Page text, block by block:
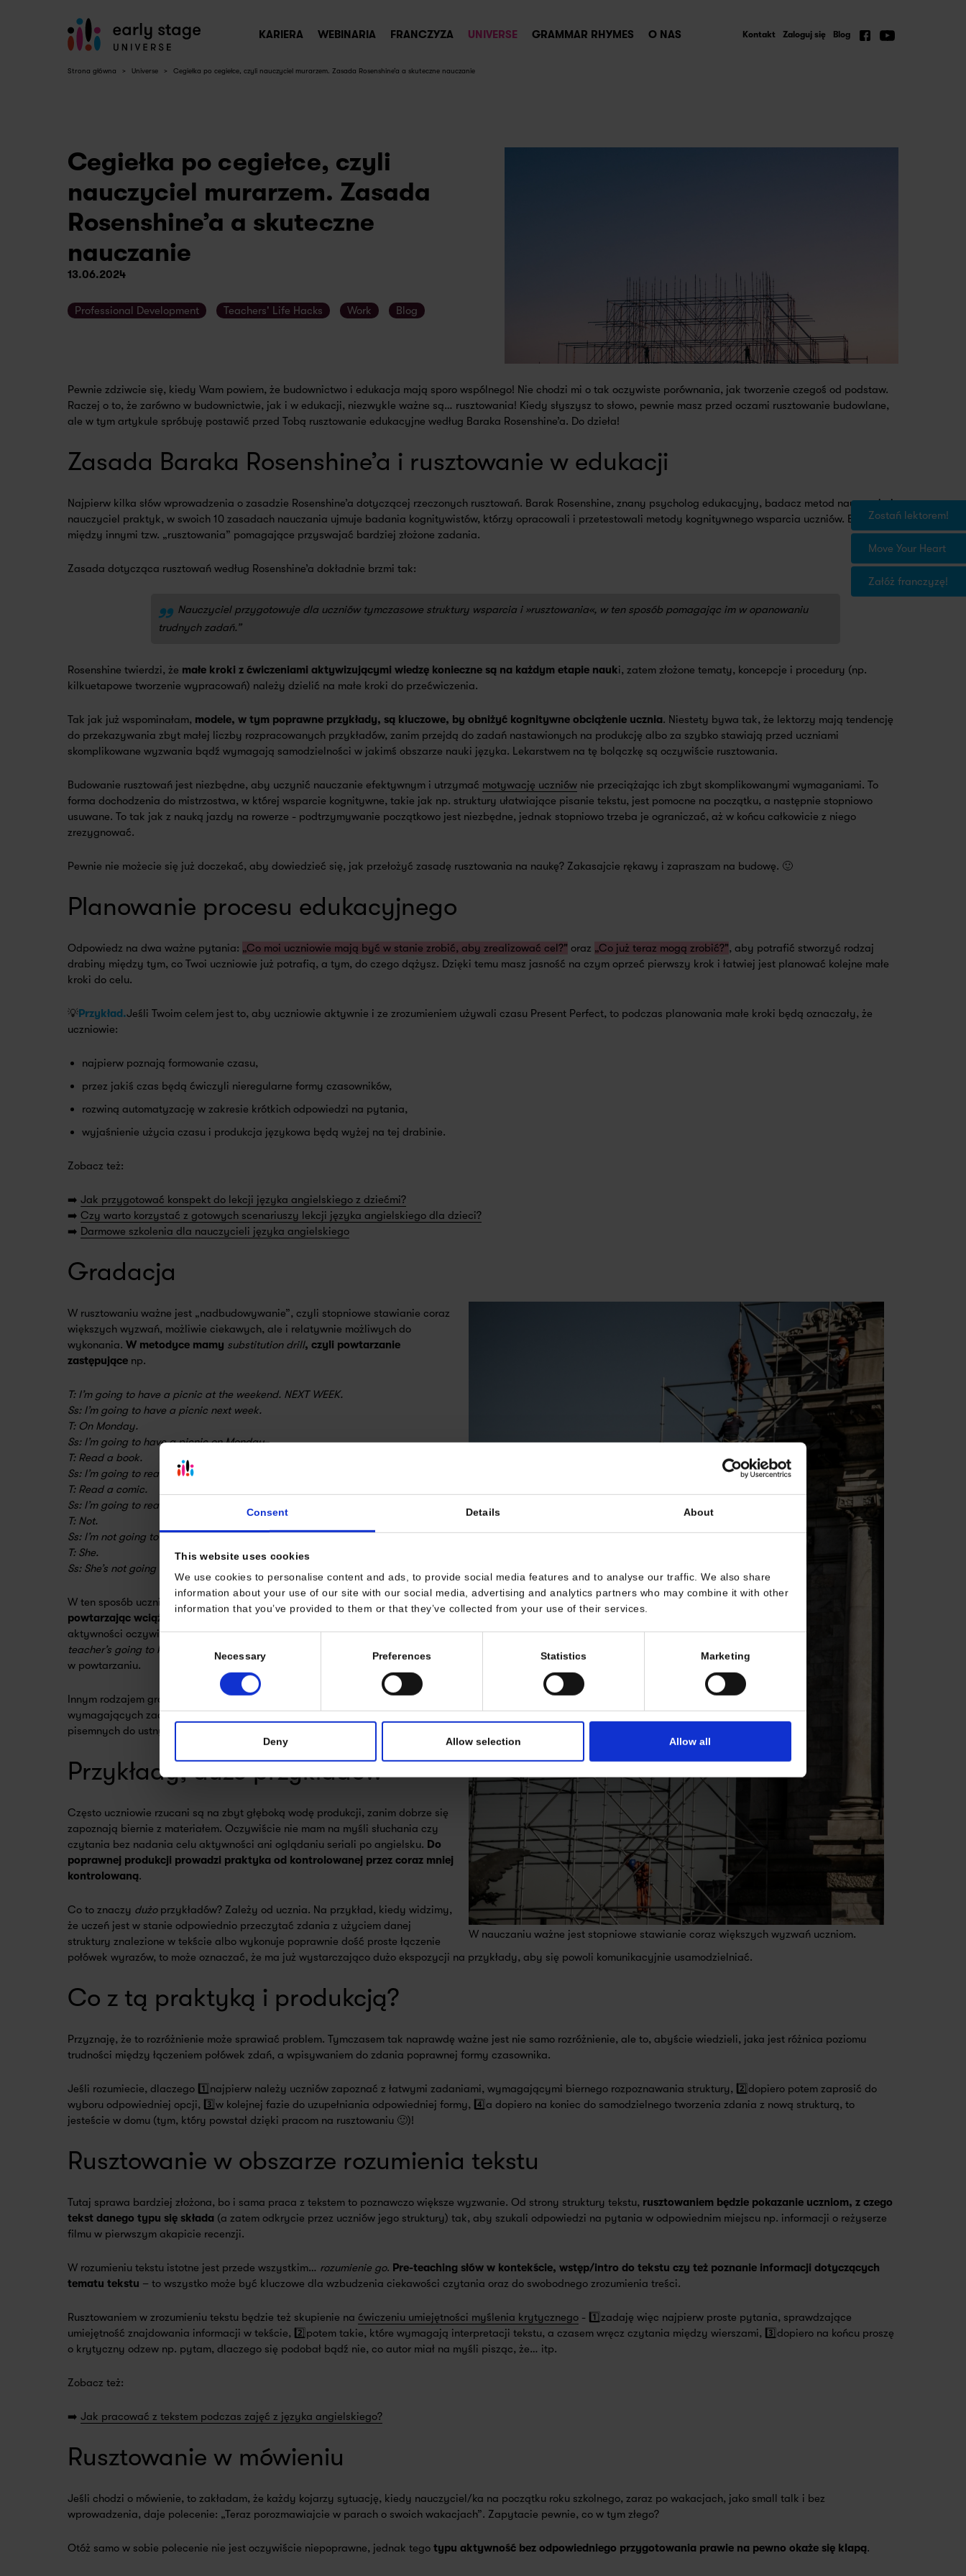
Consent Details About
This website uses cookies
We use cookies to personalise content and ads, to provide social media features and to analyse our traffic. We also share
information about your use of our site with our social media, advertising and analytics partners who may combine it with other
information that you’ve provided to them or that they’ve collected from your use of their services.
Necessary Preferences Statistics Marketing
Deny Allow selection Allow all
KARIERA WEBINARIA FRANCZYZA UNIVERSE GRAMMAR RHYMES O NAS
Zostań lektorem!
Move Your Heart
Załóż franczyzę!
Kontakt Zaloguj się Blog
Strona główna > Universe > Cegiełka po cegiełce, czyli nauczyciel murarzem. Zasada Rosenshine’a a skuteczne nauczanie
Cegiełka po cegiełce, czyli
nauczyciel murarzem. Zasada
Rosenshine’a a skuteczne
nauczanie
13.06.2024
Professional Development Teachers' Life Hacks Work Blog
Pewnie zdziwcie się, kiedy Wam powiem, że budownictwo i edukacja mają sporo wspólnego! Nie chodzi mi o tak oczywiste porównania, jak tworzenie czegoś od podstaw.
Raczej o to, że zarówno w budownictwie, jak i w edukacji, niezwykle ważne są… rusztowania! Kiedy słyszysz to słowo, pewnie masz przed oczami rusztowanie budowlane,
ale w tym artykule spróbuję postawić przed Tobą rusztowanie edukacyjne według Baraka Rosenshine’a. Do dzieła!
Zasada Baraka Rosenshine’a i rusztowanie w edukacji
Najpierw kilka słów wprowadzenia o zasadzie Rosenshine’a dotyczącej rzeczonych rusztowań. Barak Rosenshine, znany psycholog edukacyjny, badacz metod nauczania i
nauczyciel praktyk, w swoich 10 zasadach nauczania ujmuje badania kognitywistów, którzy opracowali i przetestowali metody kognitywnego wsparcia uczniów. Były to
między innymi tzw. „rusztowania” pomagające przyswajać bardziej złożone zadania.
Zasada dotycząca rusztowań według Rosenshine’a dokładnie brzmi tak:
„ Nauczyciel przygotowuje dla uczniów tymczasowe struktury wsparcia i »rusztowania«, w ten sposób pomagając im w opanowaniu
trudnych zadań.”
Rosenshine twierdzi, że małe kroki z ćwiczeniami aktywizującymi wiedzę konieczne są na każdym etapie nauki, zatem złożone tematy, koncepcje i procedury (np.
kilkuetapowe tworzenie wypracowań) należy dzielić na małe kroki do przećwiczenia.
Tak jak już wspominałam, modele, w tym poprawne przykłady, są kluczowe, by obniżyć kognitywne obciążenie ucznia. Niestety bywa tak, że lektorzy mają tendencję
do przekazywania zbyt małej liczby rozpracowanych przykładów, zanim przejdą do zadań nastawionych na produkcję albo za szybko stawiają przed uczniami
skomplikowane wyzwania bądź wymagają samodzielności w jakimś obszarze nauki języka. Lekarstwem na tę bolączkę są oczywiście rusztowania.
Budowanie rusztowań jest niezbędne, aby uczynić nauczanie efektywnym i utrzymać motywację uczniów nie przeciążając ich zbyt skomplikowanymi wymaganiami. To
forma dochodzenia do mistrzostwa, w której wsparcie kognitywne, takie jak np. struktury ułatwiające pisanie tekstu, jest pomocne na początku, a następnie stopniowo
usuwane. To tak jak z nauką jazdy na rowerze - podtrzymywanie początkowo jest niezbędne, jednak stopniowo trzeba je ograniczać, aż w końcu całkowicie z niego
zrezygnować.
Pewnie nie możecie się już doczekać, aby dowiedzieć się, jak przełożyć zasadę rusztowania na naukę? Zakasajcie rękawy i zapraszam na budowę. 🙂
Planowanie procesu edukacyjnego
Odpowiedz na dwa ważne pytania: „Co moi uczniowie mają być w stanie zrobić, aby zrealizować cel?" oraz „Co już teraz mogą zrobić?", aby potrafić stworzyć rodzaj
drabiny między tym, co Twoi uczniowie już potrafią, a tym, do czego dążysz. Dzięki temu masz jasność na czym oprzeć pierwszy krok i łatwiej jest planować kolejne małe
kroki do celu.
💡Przykład.Jeśli Twoim celem jest to, aby uczniowie aktywnie i ze zrozumieniem używali czasu Present Perfect, to podczas planowania małe kroki będą oznaczały, że
uczniowie:
najpierw poznają formowanie czasu,
przez jakiś czas będą ćwiczyli nieregularne formy czasowników,
rozwiną automatyzację w zakresie krótkich odpowiedzi na pytania,
wyjaśnienie użycia czasu i produkcja językowa będą wyżej na tej drabinie.
Zobacz też:
➡️ Jak przygotować konspekt do lekcji języka angielskiego z dziećmi?
➡️ Czy warto korzystać z gotowych scenariuszy lekcji języka angielskiego dla dzieci?
➡️ Darmowe szkolenia dla nauczycieli języka angielskiego
Gradacja
W nauczaniu ważne jest stopniowe stawianie coraz większych wyzwań uczniom.
W rusztowaniu ważne jest „nadbudowywanie”, czyli stopniowe stawianie coraz
większych wyzwań, możliwie ciekawych, ale i relatywnie możliwych do
wykonania. W metodyce mamy substitution drill, czyli powtarzanie
zastępujące np.
T: I’m going to have a picnic at the weekend. NEXT WEEK.
Ss: I’m going to have a picnic next week.
T: On Monday.
Ss: I’m going to have a picnic on Monday.
T: Read a book.
Ss: I’m going to read a book on Monday.
T: Read a comic.
Ss: I’m going to read a comic on Monday.
T: Not.
Ss: I’m not going to read a comic on Monday.
T: She.
Ss: She’s not going to read a comic on Monday.
W ten sposób uczniowie w prosty sposób uczą się struktury, ale i utrwalają ją
powtarzając wciąż to samo zdanie w innych konfiguracjach
. Można z tej
aktywności oczywiście zrobić zabawę ze śmiesznymi rozwiązaniami np.The
teacher’s going to kill the cake next century
, aby uczniowie chętniej brali udział
w powtarzaniu.
Innym rodzajem gradacji jest przechodzenie od prostszych, mniej
wymagających zadań do trudniejszych, od biernych do aktywnych, od
pisemnych do ustnych itp.
Przykłady, dużo przykładów
Często uczniowie rzucani są na zbyt głęboką wodę produkcji, zanim dobrze się
zapoznają biernie z materiałem. Oczywiście nie mam na myśli słuchania czy
czytania bez nadania celu aktywności ani oglądaniu seriali po angielsku. Do
poprawnej produkcji prowadzi praktyka od kontrolowanej przez coraz mniej
kontrolowaną.
Co to znaczy dużo przykładów? Zależy od ucznia. Na przykład, kiedy widzimy,
że uczeń jest w stanie odpowiednio przeczytać zdania z użyciem danej
struktury znalezione w tekście albo wykonuje poprawnie dość proste łączenie
połówek wyrazów, to może oznaczać, że ma już wystarczająco dużo ekspozycji na przykłady, aby się powoli komunikacyjnie usamodzielniać.
Co z tą praktyką i produkcją?
Przyznaję, że to rozróżnienie może sprawiać problem. Tymczasem tak naprawdę ważne jest nie samo rozróżnienie, ale to, abyście wiedzieli, jaka jest różnica poziomu
trudności między łączeniem połówek zdań, a wpisywaniem do zdania poprawnej formy czasownika.
Jeśli rozumiecie, dlaczego 1️⃣najpierw należy uczniów zapoznać z łatwymi zadaniami, wymagającymi biernego rozpoznawania struktury, 2️⃣dopiero potem zaprosić do
wyboru odpowiedniej opcji, 3️⃣w kolejnej fazie do uzupełniania odpowiedniej formy, 4️⃣a dopiero na koniec do samodzielnego tworzenia zdania z nową strukturą, to
jesteście w domu (tym, który powstał dzięki pracom na rusztowaniu 🙂)!
Rusztowanie w obszarze rozumienia tekstu
Tutaj sprawa bardziej złożona, bo i sama praca z tekstem to poznawczo większe wyzwanie. Od strony struktury tekstu, rusztowaniem będzie pokazanie uczniom, z czego
tekst danego typu się składa (a zatem odkrycie przez uczniów jego struktury) tak, aby szukali odpowiedzi na pytania w odpowiednim miejscu np. informacji o reżyserze
filmu w pierwszym akapicie recenzji.
W rozumieniu tekstu istotne jest przede wszystkim… rozumienie go. Pre-teaching słów w kontekście, wstęp/intro do tekstu czy też poznanie informacji dotyczących
tematu tekstu – to wszystko może być kluczowe dla wzbudzenia ciekawości czytania oraz do swobodnego zrozumienia treści.
Rusztowaniem w zrozumieniu tekstu będzie też skupienie na ćwiczeniu umiejętności myślenia krytycznego - 1️⃣zadaję więc najpierw proste pytania, sprawdzające
umiejętność znajdowania informacji w tekście, 2️⃣potem takie, które wymagają interpretacji tekstu, a czasem wręcz czytania między wierszami, 3️⃣dopiero na końcu proszę
o krytyczny odzew np. pytam, dlaczego się podobał bądź nie, co autor miał na myśli pisząc, że… itp.
Zobacz też:
➡️ Jak pracować z tekstem podczas zajęć z języka angielskiego?
Rusztowanie w mówieniu
Jeśli chodzi o mówienie, to zakładam, że każdy kojarzy sytuację, kiedy nauczyciel/ka na początku roku szkolnego, zaraz po wakacjach, jako small talk i bez
wprowadzenia, daje polecenie: „Teraz porozmawiajcie w parach o swoich wakacjach”. Zapytacie pewnie, co w tym złego?
Otóż samo w sobie polecenie nie jest oczywiście niepoprawne, jednak tego typu aktywność bez odpowiedniego przygotowania prawie na pewno okaże się klapą.